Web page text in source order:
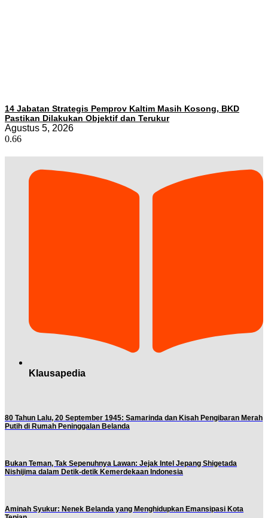
14 Jabatan Strategis Pemprov Kaltim Masih Kosong, BKD
Pastikan Dilakukan Objektif dan Terukur
Agustus 5, 2026
Klausapedia
80 Tahun Lalu, 20 September 1945: Samarinda dan Kisah Pengibaran Merah
Putih di Rumah Peninggalan Belanda
Bukan Teman, Tak Sepenuhnya Lawan: Jejak Intel Jepang Shigetada
Nishijima dalam Detik-detik Kemerdekaan Indonesia
Aminah Syukur: Nenek Belanda yang Menghidupkan Emansipasi Kota